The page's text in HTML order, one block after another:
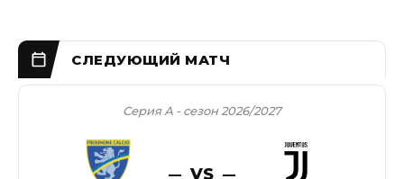
Серия А - сезон 2026/2027
VS